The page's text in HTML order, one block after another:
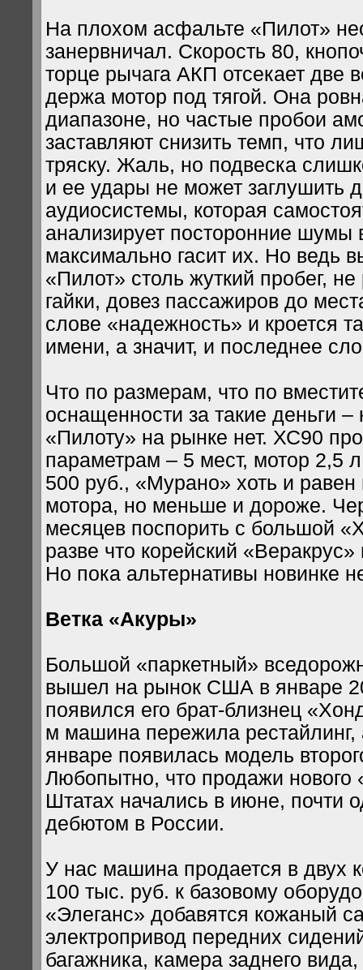
На плохом асфальте «Пилот»
занервничал. Скорость 80,
торце рычага АКП отсекает две
держа мотор под тягой. Она
диапазоне, но частые пробои
заставляют снизить темп, что
тряску. Жаль, но подвеска
и ее удары не может заглушить
аудиосистемы, которая
анализирует посторонние шумы
максимально гасит их. Но ведь
«Пилот» столь жуткий пробег,
гайки, довез пассажиров до
слове «надежность» и кроется
имени, а значит, и последнее
Что по размерам, что по
оснащенности за такие деньги –
«Пилоту» на рынке нет. ХС90
параметрам – 5 мест, мотор 2,5
500 руб., «Мурано» хоть и
мотора, но меньше и дороже.
месяцев поспорить с большой
разве что корейский
Но пока альтернативы новинке
Ветка «Акуры»
Большой «паркетный»
вышел на рынок США в январе
появился его брат-близнец
м машина пережила
январе появилась модель
Любопытно, что продажи нового
Штатах начались в июне, почти
дебютом в России.
У нас машина продается в двух
100 тыс. руб. к базовому
«Элеганс» добавятся кожаный
электропривод передних
багажника, камера заднего